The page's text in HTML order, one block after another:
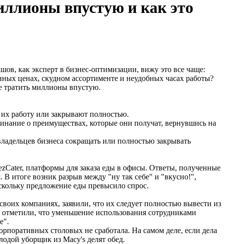
впустую и как это
как эксперт в бизнес-оптимизации, вижу это все чаще:
ценах, скудном ассортименте и неудобных часах работы?
тратить миллионы впустую.
работу или закрывают полностью.
о преимуществах, которые они получат, вернувшись на
бизнеса сокращать или полностью закрывать
платформы для заказа еды в офисы. Ответы, полученные
В итоге возник разрыв между "ну так себе" и "вкусно!",
предложение еды превысило спрос.
компаниях, заявили, что их следует полностью вывести из
что уменьшение использования сотрудниками
столовых не сработала. На самом деле, если дела
уборщик из Macy's делят обед.